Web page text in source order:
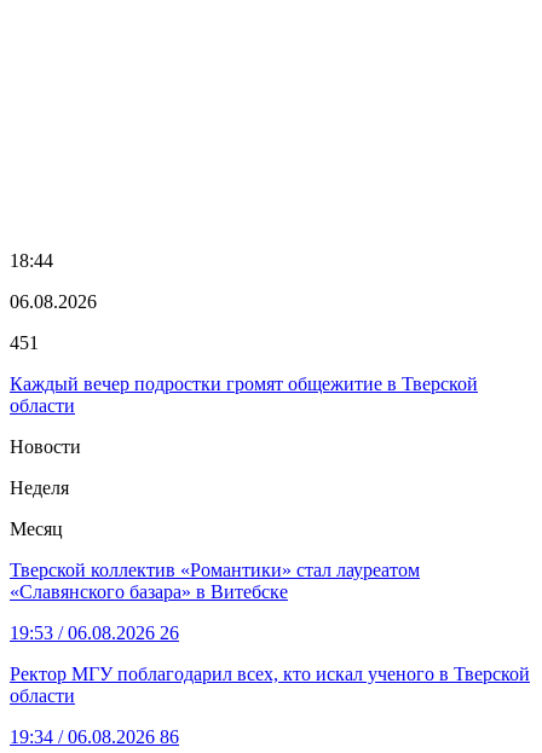
18:44
06.08.2026
451
Каждый вечер подростки громят общежитие в Тверской
области
Новости
Неделя
Месяц
Тверской коллектив «Романтики» стал лауреатом
«Славянского базара» в Витебске
19:53 / 06.08.2026 26
Ректор МГУ поблагодарил всех, кто искал ученого в Тверской
области
19:34 / 06.08.2026 86